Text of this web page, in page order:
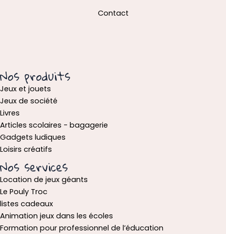
Contact
Nos produits
Jeux et jouets
Jeux de société
Livres
Articles scolaires - bagagerie
Gadgets ludiques
Loisirs créatifs
Nos services
Location de jeux géants
Le Pouly Troc
listes cadeaux
Animation jeux dans les écoles
Formation pour professionnel de l’éducation